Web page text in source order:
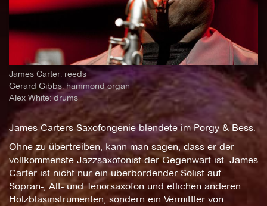
James Carter: reeds
Gerard Gibbs: hammond organ
Alex White: drums
James Carters Saxofongenie blendete im Porgy & Bess.
Ohne zu übertreiben, kann man sagen, dass er der
vollkommenste Jazzsaxofonist der Gegenwart ist. James
Carter ist nicht nur ein überbordender Solist auf
Sopran-, Alt- und Tenorsaxofon und etlichen anderen
Holzblasinstrumenten, sondern ein Vermittler von